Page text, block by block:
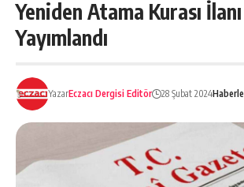
Yeniden Atama Kurası İlanı
Yayımlandı
YazarEczacı Dergisi Editör 28 Şubat 2024